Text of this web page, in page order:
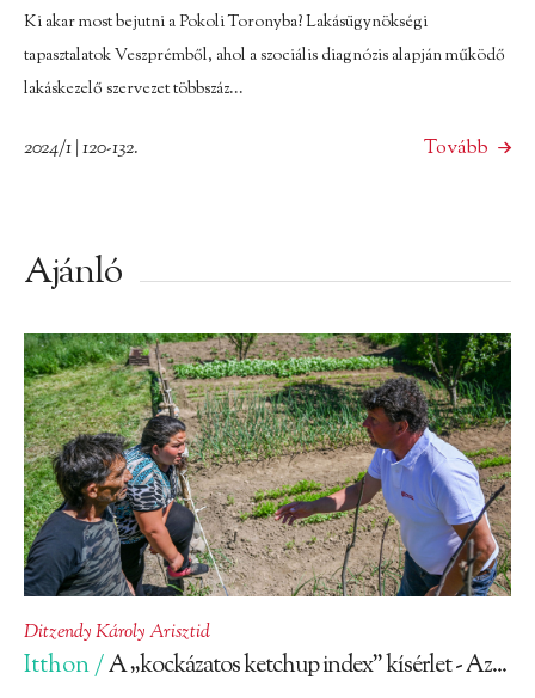
Ki akar most bejutni a Pokoli Toronyba? Lakásügynökségi
tapasztalatok Veszprémből, ahol a szociális diagnózis alapján működő
lakáskezelő szervezet többszáz...
2024/1 | 120-132. Tovább
Ajánló
Ditzendy Károly Arisztid
Itthon /A „kockázatos ketchup index” kísérlet - Az...